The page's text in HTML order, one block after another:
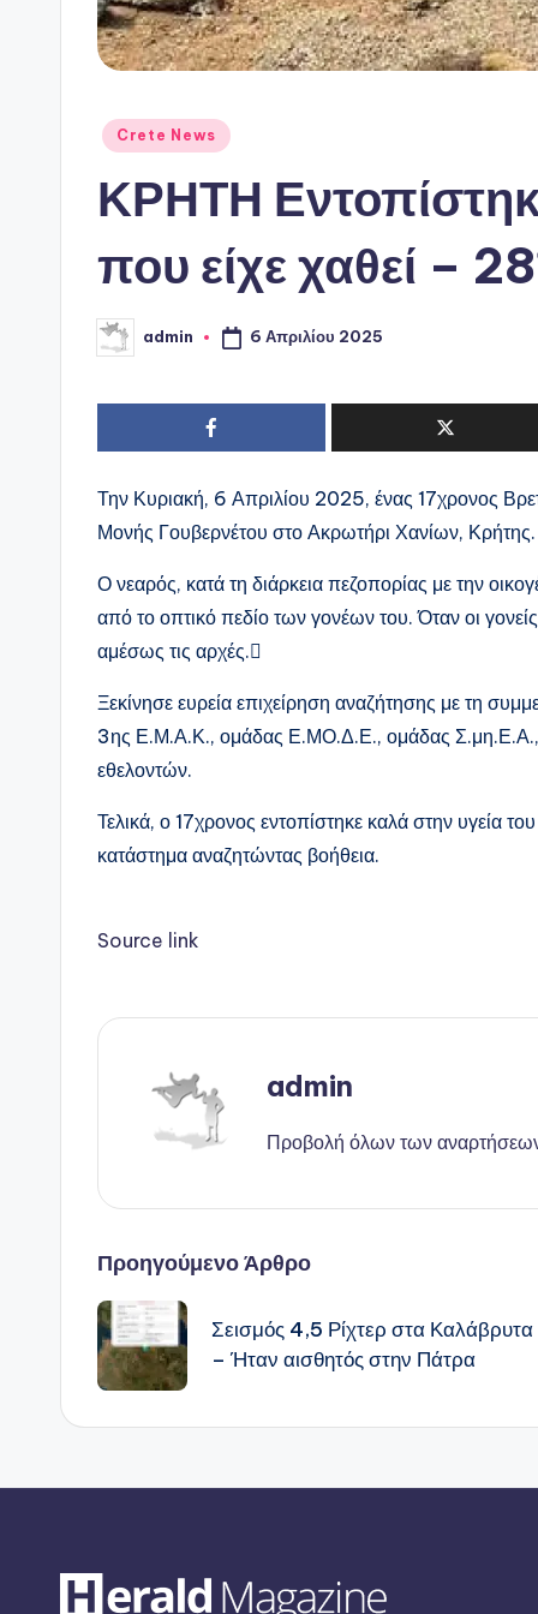
Αναρτήθηκε
Crete News
ΚΡΗΤΗ
που είχε χαθεί –
Συγγραφέας:
admin 6 Απριλίου 2025
Την Κυριακή, 6 Απριλίου 2025, ένας 17χρονος
Μονής Γουβερνέτου στο Ακρωτήρι Χανίων, Κρήτης.
Ο νεαρός, κατά τη διάρκεια πεζοπορίας με την
από το οπτικό πεδίο των γονέων του. Όταν οι
αμέσως τις αρχές.
Ξεκίνησε ευρεία επιχείρηση αναζήτησης με τη
3ης Ε.Μ.Α.Κ., ομάδας Ε.ΜΟ.Δ.Ε., ομάδας Σ.μη.Ε.Α.,
εθελοντών.
Τελικά, ο 17χρονος εντοπίστηκε καλά στην υγεία
κατάστημα αναζητώντας βοήθεια.
Source link
admin
Προβολή όλων των
Πλοήγηση
δημοσιεύσεων
Προηγούμενο Άρθρο
Σεισμός 4,5 Ρίχτερ στα Καλάβρυτα
– Ήταν αισθητός στην Πάτρα